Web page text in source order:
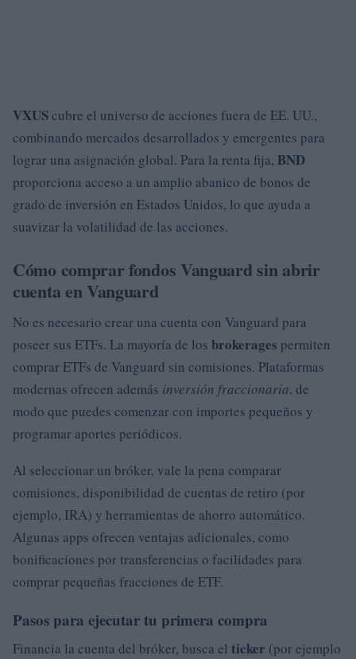
VXUScubre el universo de acciones fuera de EE. UU.,
combinando mercados desarrollados y emergentes para
lograr una asignación global. Para la renta fija, BND
proporciona acceso a un amplio abanico de bonos de
grado de inversión en Estados Unidos, lo que ayuda a
suavizar la volatilidad de las acciones.
Cómo comprar fondos Vanguard sin abrir
cuenta en Vanguard
No es necesario crear una cuenta con Vanguard para
poseer sus ETFs. La mayoría de los brokerages permiten
comprar ETFs de Vanguard sin comisiones. Plataformas
modernas ofrecen además inversión fraccionaria, de
modo que puedes comenzar con importes pequeños y
programar aportes periódicos.
Al seleccionar un bróker, vale la pena comparar
comisiones, disponibilidad de cuentas de retiro (por
ejemplo, IRA) y herramientas de ahorro automático.
Algunas apps ofrecen ventajas adicionales, como
bonificaciones por transferencias o facilidades para
comprar pequeñas fracciones de ETF.
Pasos para ejecutar tu primera compra
Financia la cuenta del bróker, busca el ticker (por ejemplo